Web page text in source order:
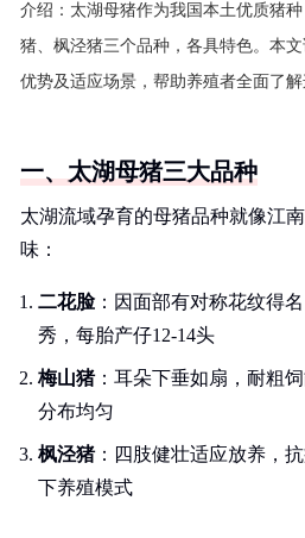
介绍： 太湖母猪作为我国本土优质猪
猪、枫泾猪三个品种，各具特色。本
优势及适应场景，帮助养殖者全面了解
一、太湖母猪三大品种
太湖流域孕育的母猪品种就像江
味：
二花脸：因面部有对称花纹得
秀，每胎产仔12-14头
梅山猪：耳朵下垂如扇，耐粗
分布均匀
枫泾猪：四肢健壮适应放养，
下养殖模式